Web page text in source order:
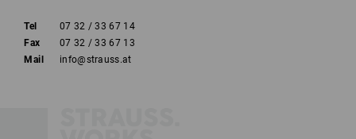
Tel
07 32 / 33 67 14
Fax
07 32 / 33 67 13
Mail
info@strauss.at